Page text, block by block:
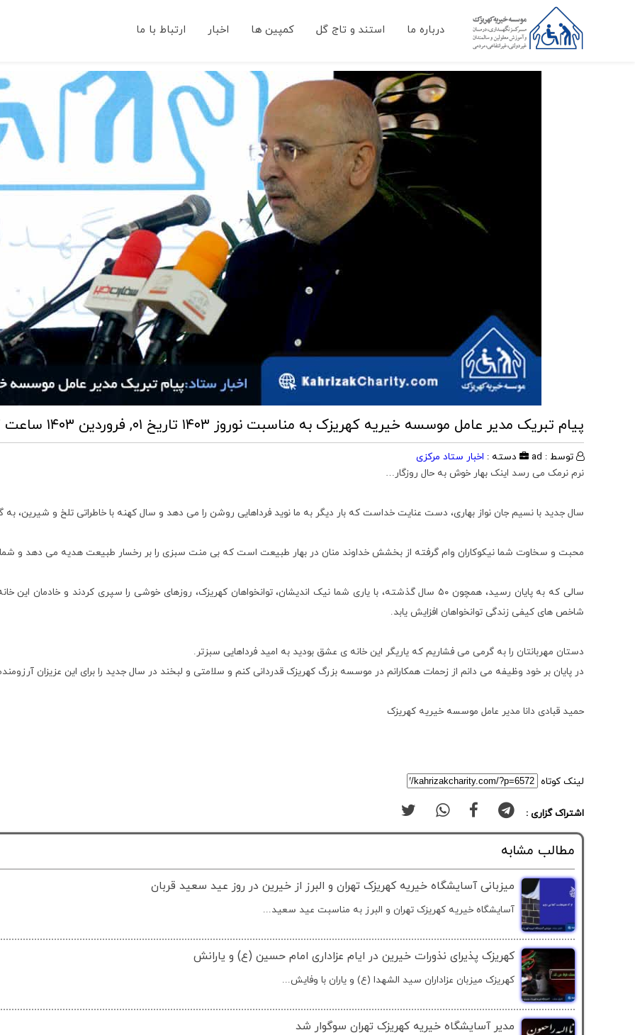
درباره ما استند و تاج گل کمپین ها اخبار ارتباط با ما
پیام تبریک مدیر عامل موسسه خیریه کهریزک به مناسبت نوروز ۱۴۰۳ تاریخ ۰۱, فروردین ۱۴۰۳ ساعت ۰۰:۳۷
توسط : ad دسته : اخبار ستاد مرکزی
نرم نرمک می رسد اینک بهار خوش به حال روزگار…
سال جدید با نسیم جان نواز بهاری، دست عنایت خداست که بار دیگر به ما نوید فرداهایی روشن را می دهد و سال کهنه با خاطراتی تلخ و شیرین،
محبت و سخاوت شما نیکوکاران وام گرفته از بخشش خداوند منان در بهار طبیعت است که بی منت سبزی را بر رخسار طبیعت هدیه می دهد و شما
سالی که به پایان رسید، همچون ۵۰ سال گذشته، با یاری شما نیک اندیشان، توانخواهان کهریزک، روزهای خوشی را سپری کردند
شاخص های کیفی زندگی توانخواهان افزایش یابد.
دستان مهربانتان را به گرمی می فشاریم که یاریگر این خانه ی عشق بودید به امید فرداهایی سبزتر.
در پایان بر خود وظیفه می دانم از زحمات همکارانم در موسسه بزرگ کهریزک قدردانی کنم و سلامتی و لبخند در سال جدید را برای این عزیزان
حمید قبادی دانا مدیر عامل موسسه خیریه کهریزک
لینک کوتاه
اشتراک گزاری :
مطالب مشابه
میزبانی آسایشگاه خیریه کهریزک تهران و البرز از خیرین در روز عید سعید قربان
آسایشگاه خیریه کهریزک تهران و البرز به مناسبت عید سعید...
کهریزک پذیرای نذورات خیرین در ایام عزاداری امام حسین (ع) و یارانش
کهریزک میزبان عزاداران سید الشهدا (ع) و یاران با وفایش...
مدیر آسایشگاه خیریه کهریزک تهران سوگوار شد